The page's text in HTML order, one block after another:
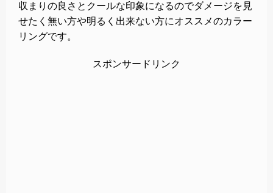
収まりの良さとクールな印象になるのでダメージを見
せたく無い方や明るく出来ない方にオススメのカラー
リングです。
スポンサードリンク